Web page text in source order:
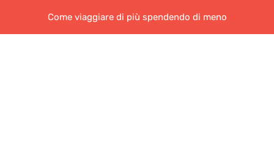
Come viaggiare di più spendendo di meno